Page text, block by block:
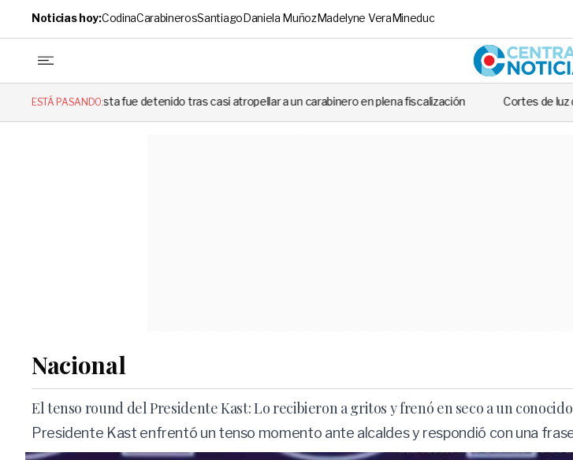
Noticias hoy:CodinaCarabinerosSantiagoDaniela MuñozMadelyne VeraMineduc
ESTÁ PASANDO:
fue detenido tras casi atropellar a un carabinero en plena fiscalización Cortes de luz de hasta 8 horas
Nacional
El tenso round del Presidente Kast: Lo recibieron a gritos y frenó en seco a un
Presidente Kast enfrentó un tenso momento ante alcaldes y respondió con una